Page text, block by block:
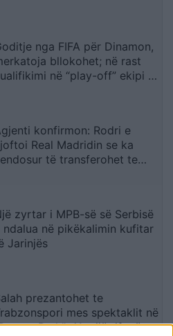
nga FIFA për Dinamon,
bllokohet; në rast
në “play-off” ekipi i
konfirmon: Rodri e
Real Madridin se ka
të transferohet te
zyrtar i MPB-së së Serbisë
ndalua në pikëkalimin kufitar
Jarinjës
prezantohet te
mes spektaklit në
Park”, 41 mijë tifozë